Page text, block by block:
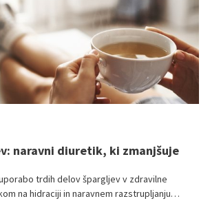
naravni diuretik, ki zmanjšuje
trdih delov špargljev v zdravilne
na hidraciji in naravnem razstrupljanju